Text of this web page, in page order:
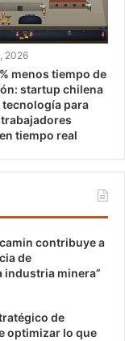
2026
menos tiempo de
startup chilena
tecnología para
tiempo real
contribuye a
de
industria minera”
de
optimizar lo que